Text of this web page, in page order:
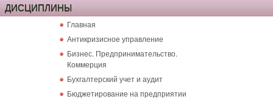
ДИСЦИПЛИНЫ
Главная
Антикризисное управление
Бизнес. Предпринимательство.
Коммерция
Бухгалтерский учет и аудит
Бюджетирование на предприятии